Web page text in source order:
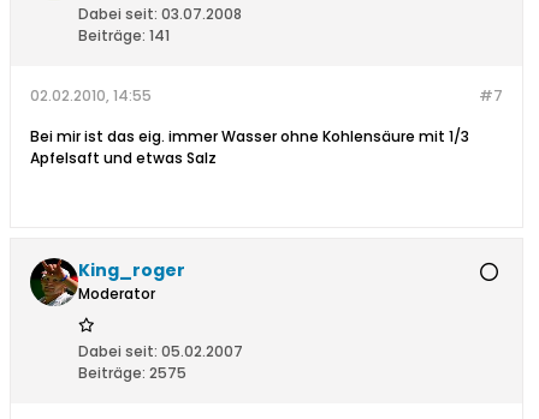
Dabei seit: 03.07.2008
Beiträge: 141
#7
02.02.2010, 14:55
Bei mir ist das eig. immer Wasser ohne Kohlensäure mit 1/3
Apfelsaft und etwas Salz
King_roger
Moderator
Dabei seit: 05.02.2007
Beiträge: 2575